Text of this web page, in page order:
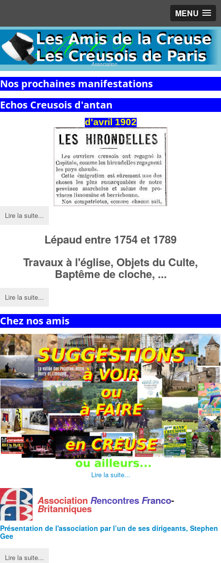
MENU
Association
Nos prochaines manifestations
Echos Creusois d'antan
d'avril 1902
Lire la suite...
Lépaud entre 1754 et 1789
Travaux à l'église, Objets du Culte,
Baptême de cloche, ...
Lire la suite...
Chez nos amis
Lire la suite...
AssociationRencontresFranco-
Britanniques
Présentation de l'association par l’un de ses dirigeants, Stephen
Gee
Lire la suite...